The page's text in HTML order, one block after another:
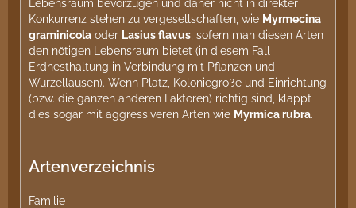
Lebensraum bevorzugen und daher nicht in direkter
Konkurrenz stehen zu vergesellschaften, wie Myrmecina
graminicola oder Lasius flavus , sofern man diesen Arten
den nötigen Lebensraum bietet (in diesem Fall
Erdnesthaltung in Verbindung mit Pflanzen und
Wurzelläusen). Wenn Platz, Koloniegröße und Einrichtung
(bzw. die ganzen anderen Faktoren) richtig sind, klappt
dies sogar mit aggressiveren Arten wie Myrmica rubra.
Artenverzeichnis
Familie